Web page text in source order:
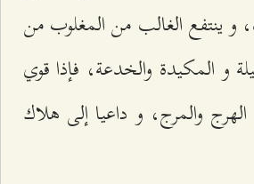
و ينتفع الغالب من المغلوب من
و المكيدة والخدعة، فإذا قوي
والمرج، و داعيا إلى هلاك